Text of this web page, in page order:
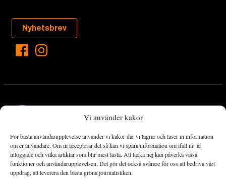
Vi använder kakor
För bästa användarupplevelse använder vi kakor där vi lagrar och läser in information
om er användare. Om ni accepterar det så kan vi spara information om ifall ni är
inloggade och vilka artiklar som blir mest lästa. Att tacka nej kan påverka vissa
funktioner och användarupplevelsen. Det gör det också svårare för oss att bedriva vårt
uppdrag, att leverera den bästa gröna journalistiken.
Nyhetsbrev
Landets Fria Tidning är en nyhetstidning med bred bevakning av
det viktigaste som händer lokalt och globalt och med fokus på
omställningsrörelsen. En omställning till ett hållbart samhälle går
både via starka och lika rättigheter för alla människor, minskade